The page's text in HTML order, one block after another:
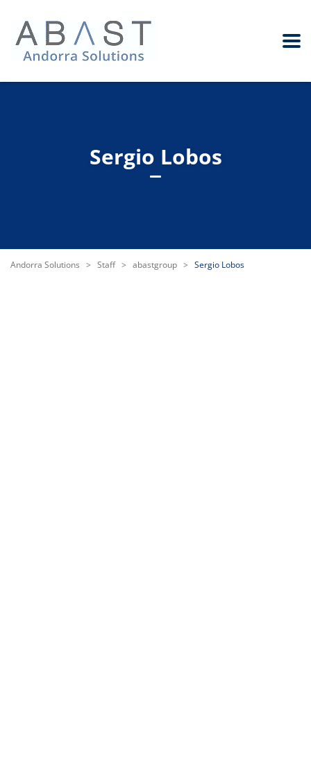
Andorra Solutions > Staff > abastgroup > Sergio Lobos
Sergio Lobos